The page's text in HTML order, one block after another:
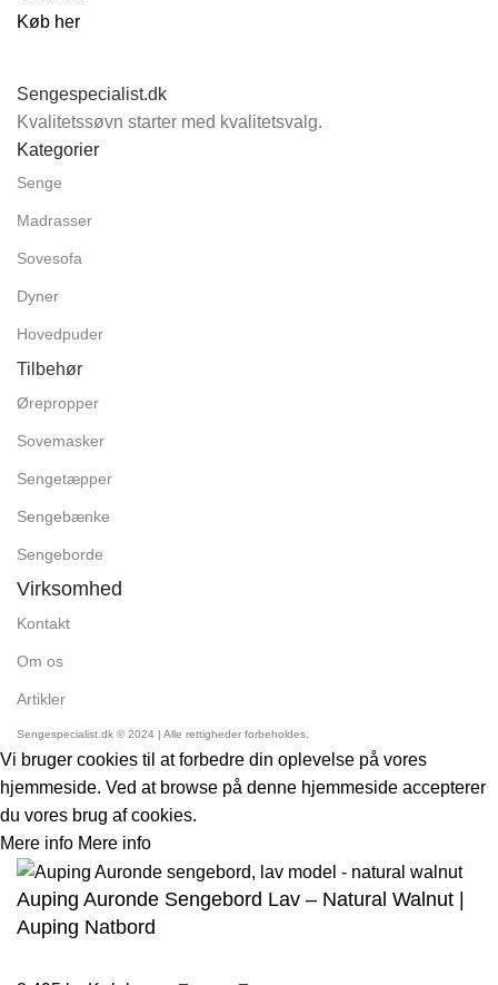
Køb her
Sengespecialist.dk
Kvalitetssøvn starter med kvalitetsvalg.
Kategorier
Senge
Madrasser
Sovesofa
Dyner
Hovedpuder
Tilbehør
Ørepropper
Sovemasker
Sengetæpper
Sengebænke
Sengeborde
Virksomhed
Kontakt
Om os
Artikler
Sengespecialist.dk © 2024 | Alle rettigheder forbeholdes.
Vi bruger cookies til at forbedre din oplevelse på vores
hjemmeside. Ved at browse på denne hjemmeside accepterer
du vores brug af cookies.
Mere info Mere info
Auping Auronde Sengebord Lav – Natural Walnut |
Auping Natbord